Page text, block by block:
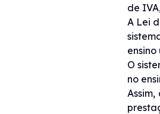
de
A Lei
O
no